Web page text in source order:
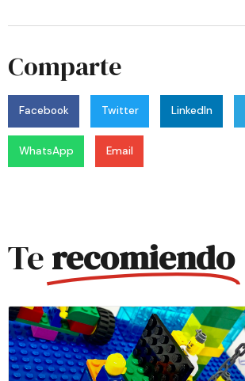
Comparte
Facebook Twitter LinkedIn
WhatsApp Email
Terecomiendo